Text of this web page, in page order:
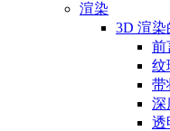
渲染
3D 渲染
前
纹
带
深
透